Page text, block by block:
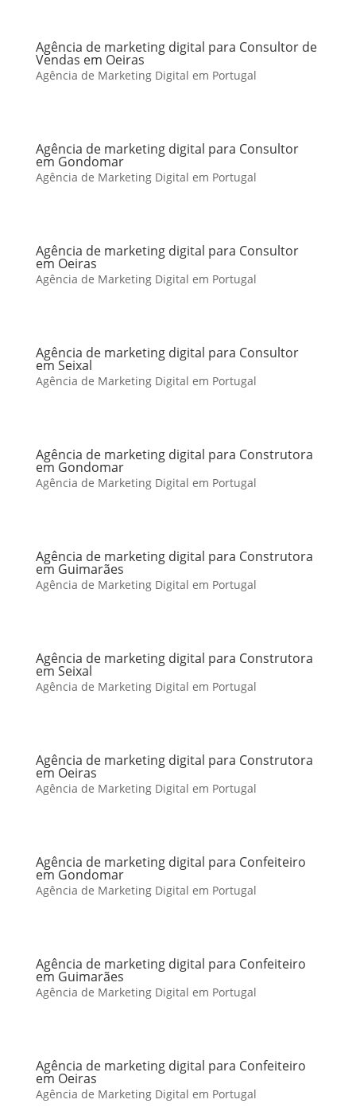
Agência de marketing digital para Consultor de
Vendas em Oeiras
Agência de Marketing Digital em Portugal
Agência de marketing digital para Consultor
em Gondomar
Agência de Marketing Digital em Portugal
Agência de marketing digital para Consultor
em Oeiras
Agência de Marketing Digital em Portugal
Agência de marketing digital para Consultor
em Seixal
Agência de Marketing Digital em Portugal
Agência de marketing digital para Construtora
em Gondomar
Agência de Marketing Digital em Portugal
Agência de marketing digital para Construtora
em Guimarães
Agência de Marketing Digital em Portugal
Agência de marketing digital para Construtora
em Seixal
Agência de Marketing Digital em Portugal
Agência de marketing digital para Construtora
em Oeiras
Agência de Marketing Digital em Portugal
Agência de marketing digital para Confeiteiro
em Gondomar
Agência de Marketing Digital em Portugal
Agência de marketing digital para Confeiteiro
em Guimarães
Agência de Marketing Digital em Portugal
Agência de marketing digital para Confeiteiro
em Oeiras
Agência de Marketing Digital em Portugal